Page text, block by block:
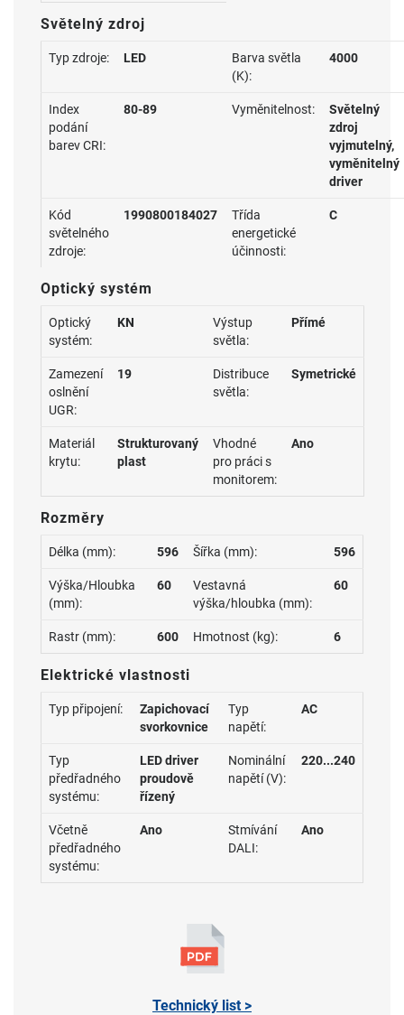
Světelný zdroj
Typ zdroje: LED
Barva světla
(K):
4000
Index
podání
barev CRI:
80-89 Vyměnitelnost:
Světelný
zdroj
vyjmutelný,
vyměnitelný
driver
Kód
světelného
zdroje:
1990800184027
Třída
energetické
účinnosti:
C
Optický systém
Optický
systém:
KN
Výstup
světla:
Přímé
Zamezení
oslnění
UGR:
19
Distribuce
světla:
Symetrické
Materiál
krytu:
Strukturovaný
plast
Vhodné
pro práci s
monitorem:
Ano
Rozměry
Délka (mm): 596 Šířka (mm): 596
Výška/Hloubka
(mm):
60
Vestavná
výška/hloubka (mm):
60
Rastr (mm): 600 Hmotnost (kg): 6
Elektrické vlastnosti
Typ připojení:
Zapichovací
svorkovnice
Typ
napětí:
AC
Typ
předřadného
systému:
LED driver
proudově
řízený
Nominální
napětí (V):
220...240
Včetně
předřadného
systému:
Ano
Stmívání
DALI:
Ano
Technický list >